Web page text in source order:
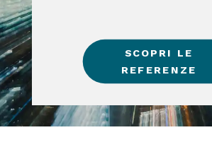
SCOPRI LE
REFERENZE